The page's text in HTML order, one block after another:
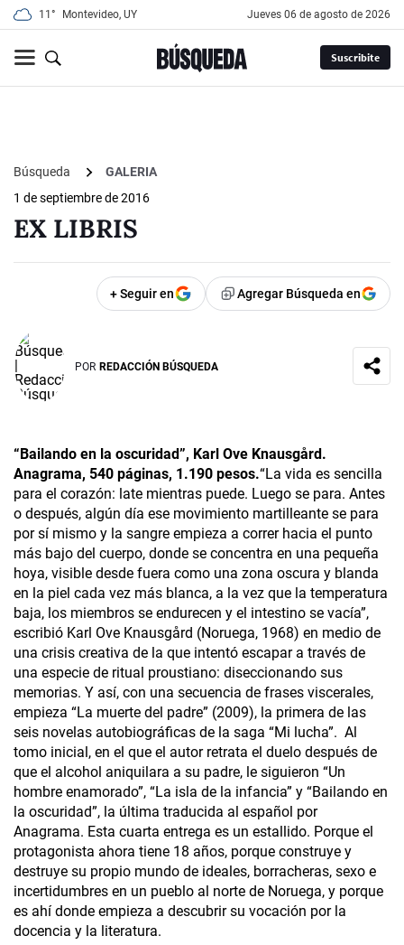
11° Montevideo, UY jueves 06 de agosto de 2026
Suscribite
Búsqueda
GALERIA
1 de septiembre de 2016
EX LIBRIS
+ Seguir en Agregar Búsqueda en
POR REDACCIÓN BÚSQUEDA
“Bailando en la oscuridad”, Karl Ove Knausgård.
Anagrama, 540 páginas, 1.190 pesos.“La vida es sencilla
para el corazón: late mientras puede. Luego se para. Antes
o después, algún día ese movimiento martilleante se para
por sí mismo y la sangre empieza a correr hacia el punto
más bajo del cuerpo, donde se concentra en una pequeña
hoya, visible desde fuera como una zona oscura y blanda
en la piel cada vez más blanca, a la vez que la temperatura
baja, los miembros se endurecen y el intestino se vacía”,
escribió Karl Ove Knausgård (Noruega, 1968) en medio de
una crisis creativa de la que intentó escapar a través de
una especie de ritual proustiano: diseccionando sus
memorias. Y así, con una secuencia de frases viscerales,
empieza “La muerte del padre” (2009), la primera de las
seis novelas autobiográficas de la saga “Mi lucha”. Al
tomo inicial, en el que el autor retrata el duelo después de
que el alcohol aniquilara a su padre, le siguieron “Un
hombre enamorado”, “La isla de la infancia” y “Bailando en
la oscuridad”, la última traducida al español por
Anagrama. Esta cuarta entrega es un estallido. Porque el
protagonista ahora tiene 18 años, porque construye y
destruye su propio mundo de ideales, borracheras, sexo e
incertidumbres en un pueblo al norte de Noruega, y porque
es ahí donde empieza a descubrir su vocación por la
docencia y la literatura.